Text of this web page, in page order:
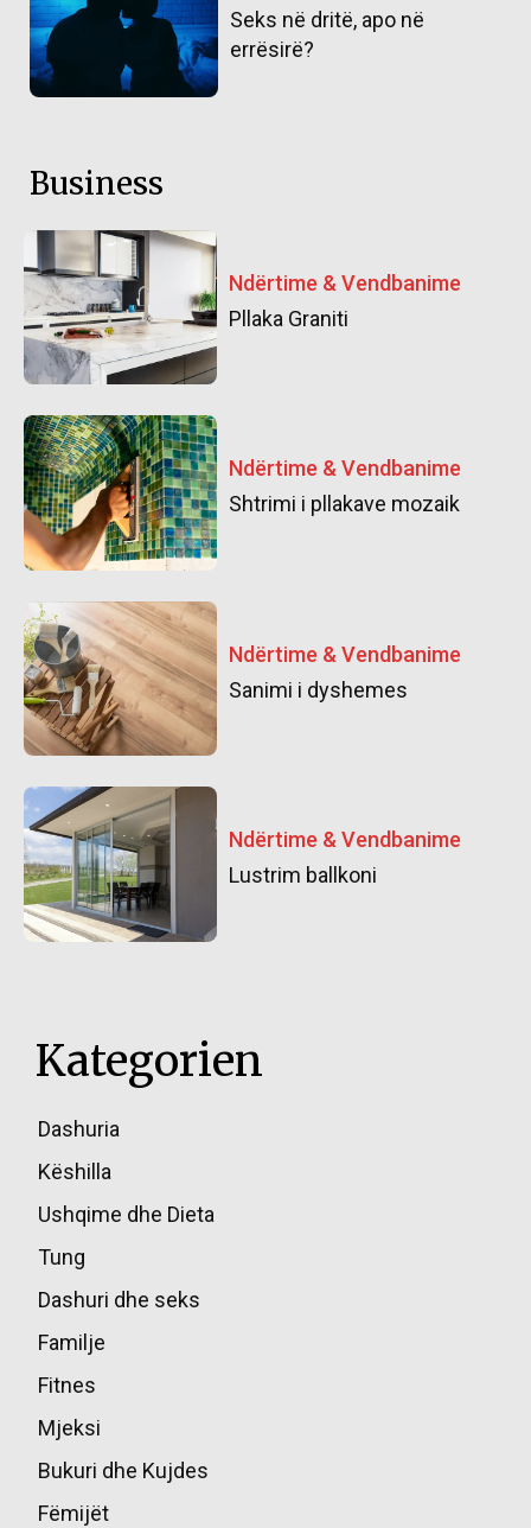
Seks në dritë, apo në
errësirë?
Business
Ndërtime & Vendbanime
Pllaka Graniti
Ndërtime & Vendbanime
Shtrimi i pllakave mozaik
Ndërtime & Vendbanime
Sanimi i dyshemes
Ndërtime & Vendbanime
Lustrim ballkoni
Kategorien
Dashuria
Këshilla
Ushqime dhe Dieta
Tung
Dashuri dhe seks
Familje
Fitnes
Mjeksi
Bukuri dhe Kujdes
Fëmijët